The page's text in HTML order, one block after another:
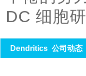
DC 细胞
Dendritics 公司动态